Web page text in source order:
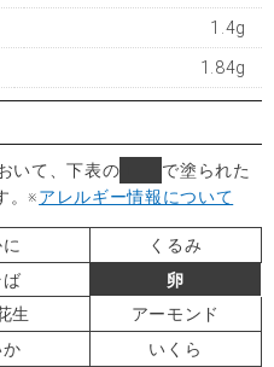
1.4g
1.84g
いて、下表の
で塗られた
。※アレルギー情報について
くるみ
ば
卵
生
アーモンド
か
いくら